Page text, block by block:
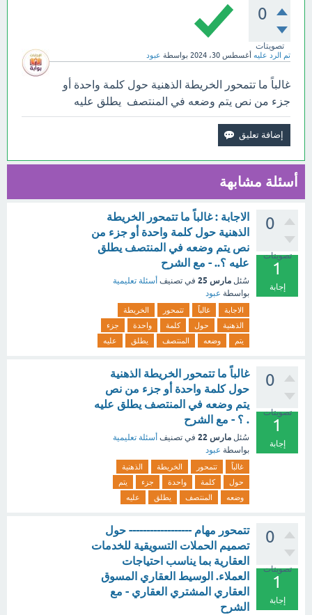
0
تصويتات
تم الرد عليه أغسطس 30، 2024 بواسطة عبود
غالباً ما تتمحور الخريطة الذهنية حول كلمة واحدة أو
جزء من نص يتم وضعه في المنتصف يطلق عليه
أسئلة مشابهة
0
تصويتات
1
إجابة
الاجابة : غالباً ما تتمحور الخريطة
الذهنية حول كلمة واحدة أو جزء من
نص يتم وضعه في المنتصف يطلق
عليه ؟.. - مع الشرح
سُئل مارس 25 في تصنيف أسئلة تعليمية
بواسطة عبود
الاجابة غالباً تتمحور
الخريطة
الذهنية
حول كلمة واحدة
جزء
يتم
وضعه المنتصف يطلق عليه
0
تصويتات
1
إجابة
غالباً ما تتمحور الخريطة الذهنية
حول كلمة واحدة أو جزء من نص
يتم وضعه في المنتصف يطلق عليه
. ؟ - مع الشرح
سُئل مارس 22 في تصنيف أسئلة تعليمية
بواسطة عبود
غالباً تتمحور الخريطة
الذهنية
حول
كلمة واحدة جزء
يتم
وضعه
المنتصف يطلق عليه
0
تصويتات
1
إجابة
تتمحور مهام ------------------ حول
تصميم الحملات التسويقية للخدمات
العقارية بما يناسب احتياجات
العملاء. الوسيط العقاري المسوق
العقاري المشتري العقاري - مع
الشرح